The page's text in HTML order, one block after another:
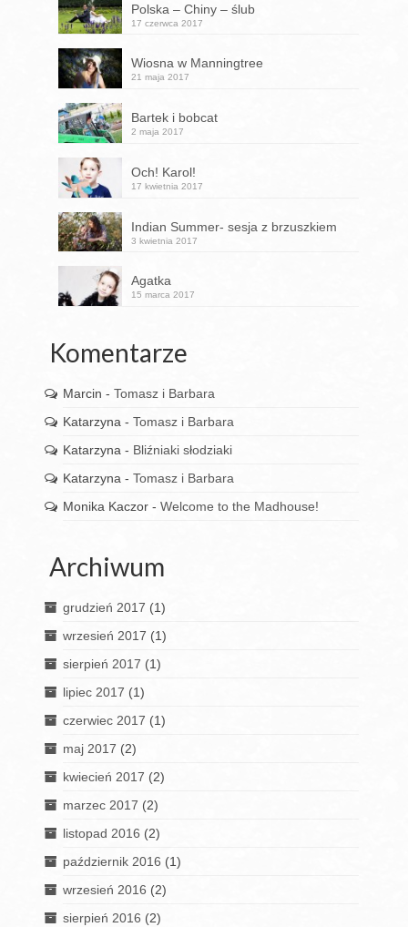
Polska – Chiny – ślub
17 czerwca 2017
Wiosna w Manningtree
21 maja 2017
Bartek i bobcat
2 maja 2017
Och! Karol!
17 kwietnia 2017
Indian Summer- sesja z brzuszkiem
3 kwietnia 2017
Agatka
15 marca 2017
Komentarze
Marcin - Tomasz i Barbara
Katarzyna - Tomasz i Barbara
Katarzyna - Bliźniaki słodziaki
Katarzyna - Tomasz i Barbara
Monika Kaczor- Welcome to the Madhouse!
Archiwum
grudzień 2017 (1)
wrzesień 2017 (1)
sierpień 2017 (1)
lipiec 2017 (1)
czerwiec 2017 (1)
maj 2017 (2)
kwiecień 2017 (2)
marzec 2017 (2)
listopad 2016 (2)
październik 2016 (1)
wrzesień 2016 (2)
sierpień 2016 (2)